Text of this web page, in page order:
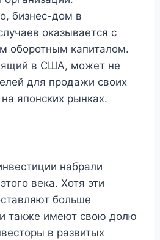
бизнес-дом в
оказывается с
оборотным капиталом.
в США, может не
для продажи своих
японских рынках.
набрали
века. Хотя эти
больше
также имеют свою долю
в развитых